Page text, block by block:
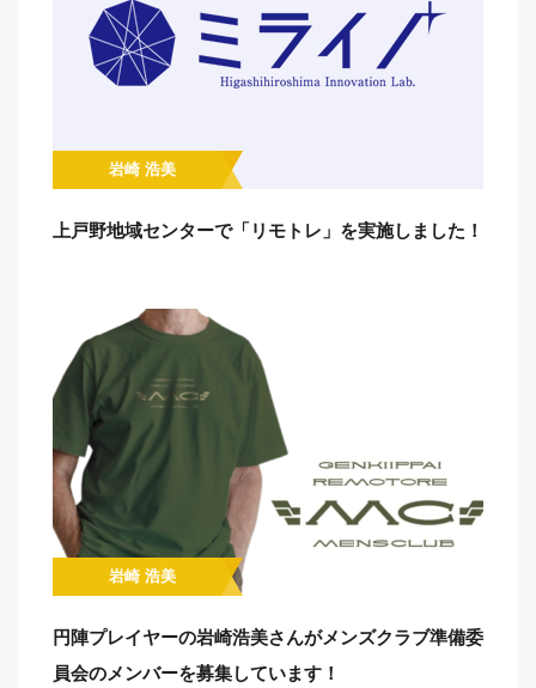
岩崎 浩美
上戸野地域センターで「リモトレ」を実施しました！
岩崎 浩美
円陣プレイヤーの岩崎浩美さんがメンズクラブ準備委
員会のメンバーを募集しています！